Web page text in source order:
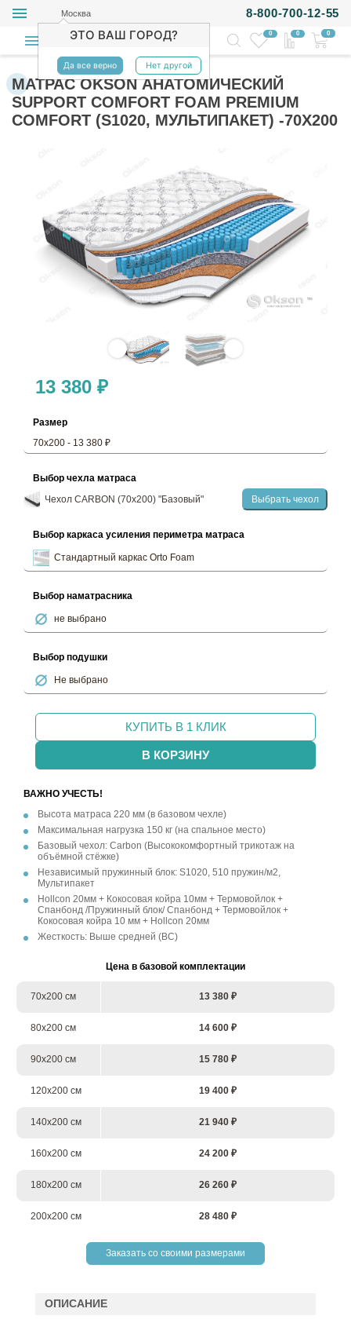
Москва
ЭТО ВАШ ГОРОД?
Да все верно Нет другой
8-800-700-12-55
0 0 0
МАТРАС OKSON АНАТОМИЧЕСКИЙ
SUPPORT COMFORT FOAM PREMIUM
COMFORT (S1020, МУЛЬТИПАКЕТ) -70Х200
Размер
70х200 - 13 380 ₽
13 380 ₽
Выбор чехла матраса
Чехол CARBON (70х200) "Базовый"
Выбрать чехол
Выбор каркаса усиления периметра матраса
Стандартный каркас Orto Foam
Выбор наматрасника
не выбрано
Выбор подушки
Не выбрано
КУПИТЬ В 1 КЛИК
В КОРЗИНУ
ВАЖНО УЧЕСТЬ!
Высота матраса 220 мм (в базовом чехле)
Максимальная нагрузка 150 кг (на спальное место)
Базовый чехол: Carbon (Высококомфортный трикотаж на
объёмной стёжке)
Независимый пружинный блок: S1020, 510 пружин/м2,
Мультипакет
Hollcon 20мм + Кокосовая койра 10мм + Термовойлок +
Спанбонд /Пружинный блок/ Спанбонд + Термовойлок +
Кокосовая койра 10 мм + Hollcon 20мм
Жесткость: Выше средней (ВС)
Цена в базовой комплектации
70х200 см 13 380 ₽
80х200 см 14 600 ₽
90х200 см 15 780 ₽
120х200 см 19 400 ₽
140х200 см 21 940 ₽
160х200 см 24 200 ₽
180х200 см 26 260 ₽
200х200 см 28 480 ₽
Заказать со своими размерами
ОПИСАНИЕ